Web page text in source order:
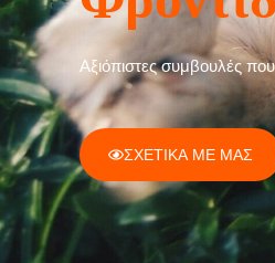
Αξιόπιστες συμβουλές
ΣΧΕΤΙΚΑ ΜΕ ΜΑΣ